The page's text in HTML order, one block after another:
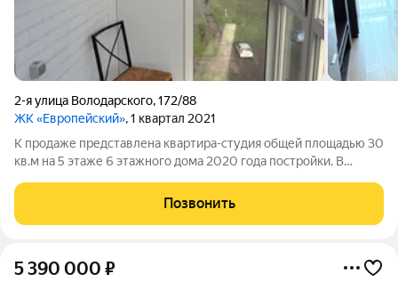
2-я улица Володарского,172/88
ЖК «Европейский», 1 квартал 2021
К продаже представлена квартира-студия общей площадью 30
кв.м на 5 этаже 6 этажного дома 2020 года постройки. В
выполненный на заказ, укомплектованный бытовой техникой,
установлена кровать с
Позвонить
5 390 000 ₽